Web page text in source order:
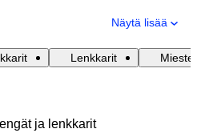
Näytä lisää
Lenkkarit
ja lenkkarit